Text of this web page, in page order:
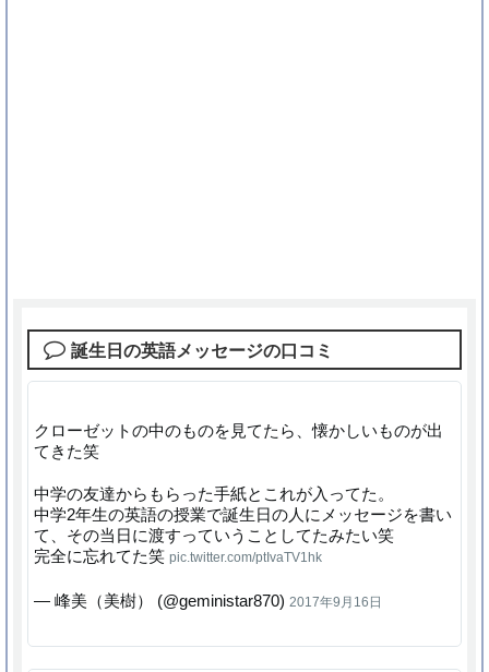
誕生日の英語メッセージの口コミ
クローゼットの中のものを見てたら、懐かしいものが出
てきた笑
中学の友達からもらった手紙とこれが入ってた。
中学2年生の英語の授業で誕生日の人にメッセージを書い
て、その当日に渡すっていうことしてたみたい笑
完全に忘れてた笑pic.twitter.com/ptIvaTV1hk
— 峰美（美樹） (@geministar870) 2017年9月16日